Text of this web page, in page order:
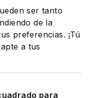
ser tanto
de la
preferencias. ¡Tú
a tus
para